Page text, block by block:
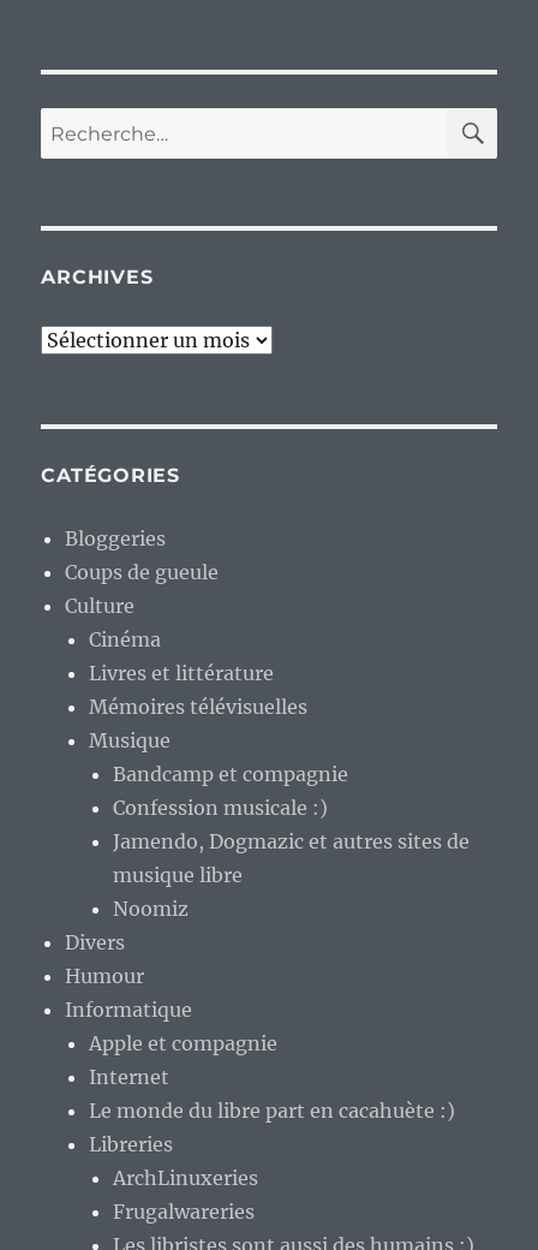
Recherche
pour :
ARCHIVES
Archives
CATÉGORIES
Bloggeries
Coups de gueule
Culture
Cinéma
Livres et littérature
Mémoires télévisuelles
Musique
Bandcamp et compagnie
Confession musicale :)
Jamendo, Dogmazic et autres sites de
musique libre
Noomiz
Divers
Humour
Informatique
Apple et compagnie
Internet
Le monde du libre part en cacahuète :)
Libreries
ArchLinuxeries
Frugalwareries